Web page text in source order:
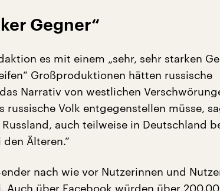
Gegner“
es mit einem „sehr, sehr starken
Großproduktionen hätten russische
Narrativ von westlichen
russische Volk entgegenstellen müsse,
auch teilweise in Deutschland
Älteren.“
nach wie vor Nutzerinnen und
Auch über Facebook würden über